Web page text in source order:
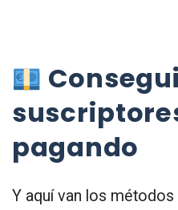
pagando
Y aquí van los